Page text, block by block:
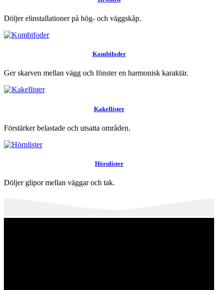
Döljer elinstallationer på hög- och väggskåp.
Kombifoder
Ger skarven mellan vägg och fönster en harmonisk karaktär.
Kakellister
Förstärker belastade och utsatta områden.
Hörnlister
Döljer glipor mellan väggar och tak.